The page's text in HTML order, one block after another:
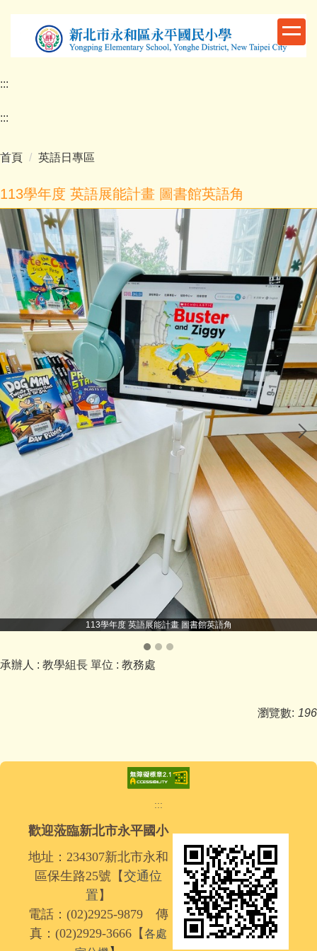
內
區
:::
:::
首頁 英語日專區
113學年度 英語展能計畫 圖書館英語角
113學年度 英語展能計畫 圖書館英語角
承辦人 : 教學組長 單位 : 教務處
瀏覽數: 196
:::
歡迎蒞臨新北市永平國小
地址：234307新北市永和
區保生路25號【交通位
置 】
電話：(02)2925-9879 傳
真：(02)2929-3666【各處